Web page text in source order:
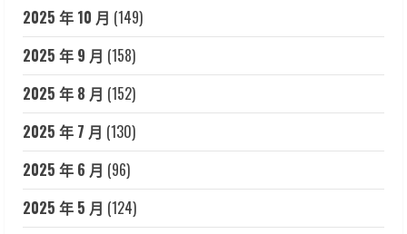
2025 年 10 月 (149)
2025 年 9 月 (158)
2025 年 8 月 (152)
2025 年 7 月 (130)
2025 年 6 月 (96)
2025 年 5 月 (124)